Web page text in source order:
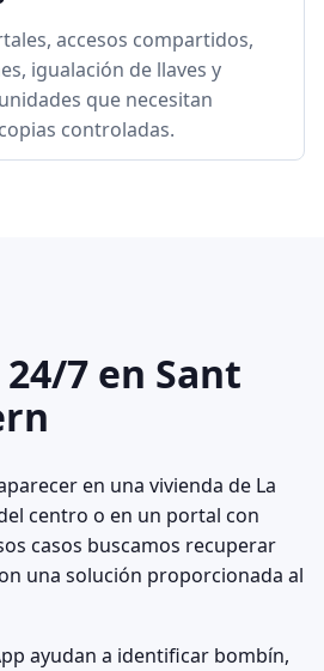
accesos compartidos,
igualación de llaves y
que necesitan
controladas.
7 en Sant
en una vivienda de La
centro o en un portal con
casos buscamos recuperar
una solución proporcionada al
ayudan a identificar bombín,